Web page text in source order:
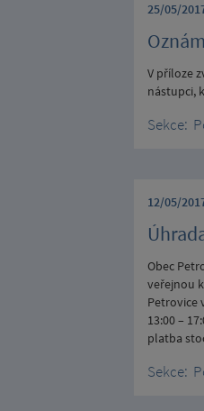
25/05/
V příloze
nástupci,
Sekce:
12/05/
Obec
veřejnou
Petrovice
13:00 –
platba
Sekce: